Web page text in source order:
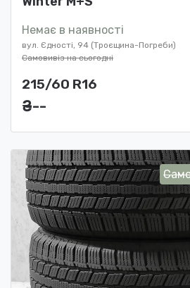
Немає в наявності
вул. Єдності, 94 (Троєщина-Погреби)
Самовивіз на сьогодні
215/60 R16
₴ ---